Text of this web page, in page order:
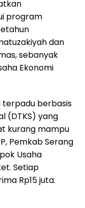
program
dan
sebanyak
Ekonomi
terpadu berbasis
(DTKS) yang
kurang mampu
Pemkab Serang
Usaha
Setiap
Rp15 juta.